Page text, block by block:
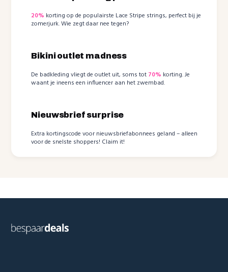
20% korting op de populairste Lace Stripe strings, perfect bij je
zomerjurk. Wie zegt daar nee tegen?
Bikini outlet madness
De badkleding vliegt de outlet uit, soms tot 70% korting. Je
waant je ineens een influencer aan het zwembad.
Nieuwsbrief surprise
Extra kortingscode voor nieuwsbriefabonnees geland – alleen
voor de snelste shoppers! Claim it!